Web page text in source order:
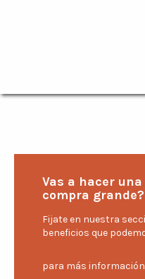
Vas a hacer una
compra grande?
Fijate en nuestra
beneficios que
para más información